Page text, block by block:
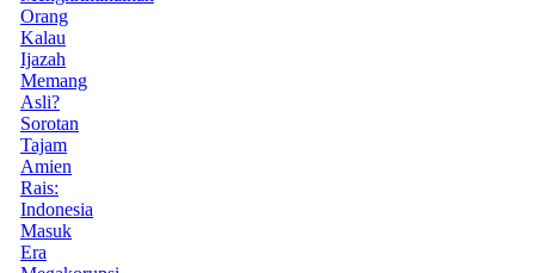
Orang
Kalau
Ijazah
Memang
Asli?
Sorotan
Tajam
Amien
Rais:
Indonesia
Masuk
Era